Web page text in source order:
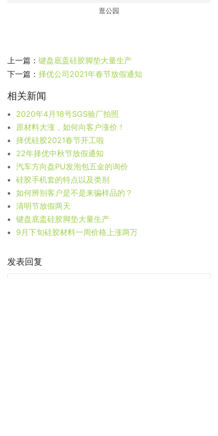
逛公园
上一篇： 键盘底盖硅胶脚垫大量生产
下一篇： 择优公司2021年春节放假通知
相关新闻
2020年4月18号SGS验厂拍照
原材料大涨，如何向客户涨价！
择优硅胶2021春节开工啦
22年择优中秋节放假通知
汽车方向盘PU发泡包五金的询价
硅胶手机套的特点以及类别
如何辨别客户是不是来骗样品的？
清明节放假两天
键盘底盖硅胶脚垫大量生产
9月下旬硅胶材料一周价格上涨两万
发表回复